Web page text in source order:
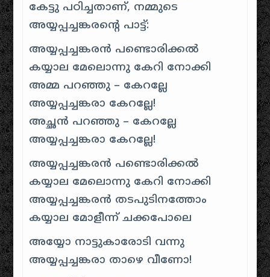
കേട്ടു പഠിച്ചതാണ്, നമ്മുടെ
അയ്യപ്പച്ചങ്കരന്റെ പാട്ട്:
അയ്യപ്പച്ചങ്കരൻ പണ്ടൊരിക്കൽ
കയ്യാല മേലൊന്നു കേറി നോക്കി
അമ്മ പറഞ്ഞു – കേറല്ലേ
അയ്യപ്പച്ചങ്കരാ കേറല്ലേ!
അച്ഛൻ പറഞ്ഞു – കേറല്ലേ
അയ്യപ്പച്ചങ്കരാ കേറല്ലേ!
അയ്യപ്പച്ചങ്കരൻ പണ്ടൊരിക്കൽ
കയ്യാല മേലൊന്നു കേറി നോക്കി
അയ്യപ്പച്ചങ്കരൻ തടപുടിനത്തോം
കയ്യാല മോളീന്ന് ചക്കപോലെ
അയ്യോ നാട്ടുകാരോടി വന്നു
അയ്യപ്പച്ചങ്കരാ താഴെ വീണോ!